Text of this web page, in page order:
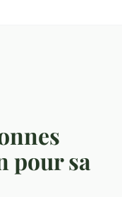
pour sa